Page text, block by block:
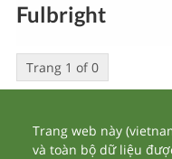
Fulbright
Trang 1 of 0
Trang web này
và toàn bộ dữ liệu